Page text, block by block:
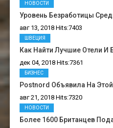
Уровень Безработицы
авг 13, 2018 Hits:7403
НОВОСТИ
Как Найти Лучшие Отели И
дек 04, 2018 Hits:7361
ШВЕЦИЯ
Postnord Объявила На
авг 21, 2018 Hits:7320
БИЗНЕС
Более 1600 Британцев
НОВОСТИ